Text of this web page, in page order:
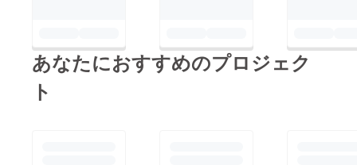
した。よくわからない
自分を見てもらって自
あなたにおすすめのプロジェク
ト